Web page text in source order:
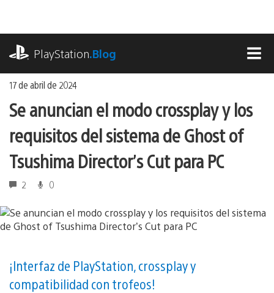
contenido
PlayStation.Blog
17 de abril de 2024
Se anuncian el modo crossplay y los
requisitos del sistema de Ghost of
Tsushima Director’s Cut para PC
2 0
¡Interfaz de PlayStation, crossplay y
compatibilidad con trofeos!